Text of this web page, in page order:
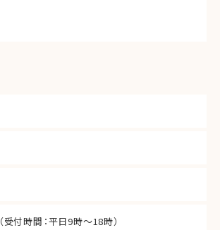
（受付時間：平日9時～18時）